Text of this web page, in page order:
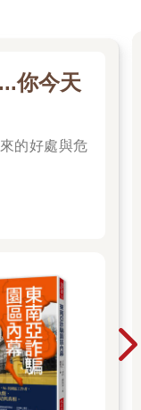
手繪初始稿與這本
的書就我所知，以
之語，讓我更加確
性。四分色雜誌
，在我審閱過一疊
學生沒有讓
筆繪製的作品，總
不是所有的優秀廣
難免：人、社會、
，現今的世界可以
、更講究政治正確。
圖像語言以及掌握
推銷（hard and soft
你今天
的好處與危